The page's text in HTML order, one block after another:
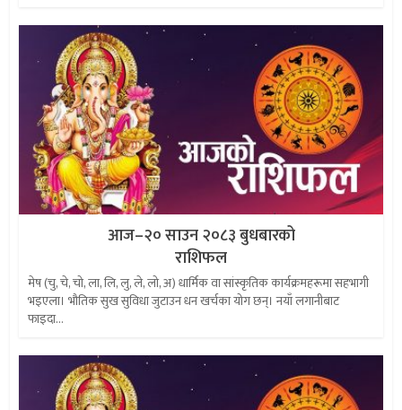
आज–२० साउन २०८३ बुधबारको
राशिफल
मेष (चु, चे, चो, ला, लि, लु, ले, लो, अ) धार्मिक वा सांस्कृतिक कार्यक्रमहरूमा सहभागी
भइएला। भौतिक सुख सुविधा जुटाउन धन खर्चका योग छन्। नयाँ लगानीबाट
फाइदा...